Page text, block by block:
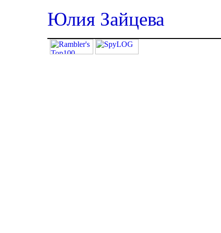
Юлия Зайцева